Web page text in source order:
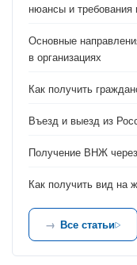
нюансы и требования
Основные
в организациях
Как получить
Въезд и выезд из
Получение ВНЖ
Как получить вид на
Все статьи